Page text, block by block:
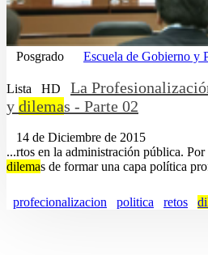
Posgrado Escuela de Gobierno y
Lista HD
La
y dilemas - Parte 02
14 de Diciembre de 2015
...rtos en la administración pública.
dilemas de formar una capa política
profecionalizacion politica retos